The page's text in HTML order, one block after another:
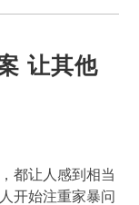
让其他
都让人感到相当
开始注重家暴问